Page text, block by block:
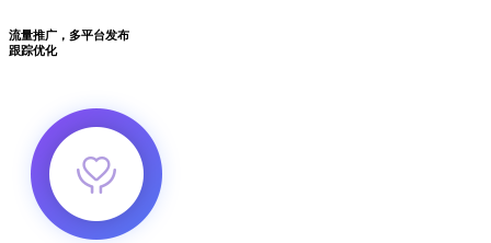
流量推广，多平台发布
跟踪优化